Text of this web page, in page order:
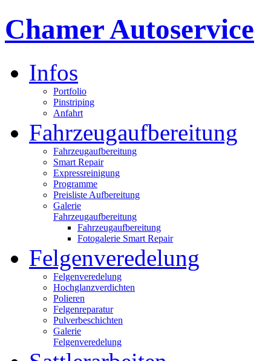
Chamer Autoservice
Infos
Portfolio
Pinstriping
Anfahrt
Fahrzeugaufbereitung
Fahrzeugaufbereitung
Smart Repair
Expressreinigung
Programme
Preisliste Aufbereitung
Galerie
Fahrzeugaufbereitung
Fahrzeugaufbereitung
Fotogalerie Smart Repair
Felgenveredelung
Felgenveredelung
Hochglanzverdichten
Polieren
Felgenreparatur
Pulverbeschichten
Galerie
Felgenveredelung